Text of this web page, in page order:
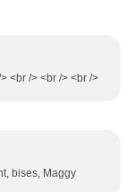
<br /> <br /> <br />
bises, Maggy